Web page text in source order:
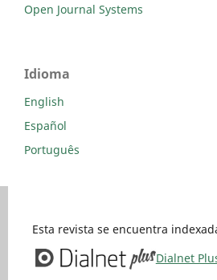
Open Journal Systems
Idioma
English
Español
Português
Esta revista se encuentra
Dialnet